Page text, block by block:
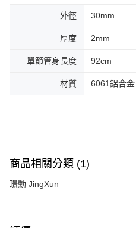
外徑 30mm
厚度 2mm
單節管身長度 92cm
材質 6061鋁合金
商品相關分類 (1)
璟勳 JingXun